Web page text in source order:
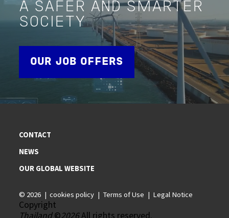
A SAFER AND SMARTER
SOCIETY
OUR JOB OFFERS
CONTACT
NEWS
OUR GLOBAL WEBSITE
© 2026 cookies policy Terms of Use Legal Notice
Copyright
Thailand©2026All rights reserved.